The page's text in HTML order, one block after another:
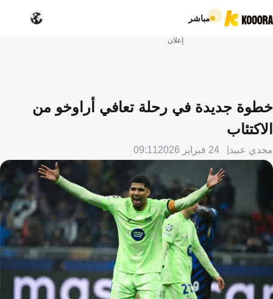
مباشر
إعلان
خطوة جديدة في رحلة تعافي أراوخو من
الاكتئاب
مجدي عبيد 24 فبراير 2026 09:11